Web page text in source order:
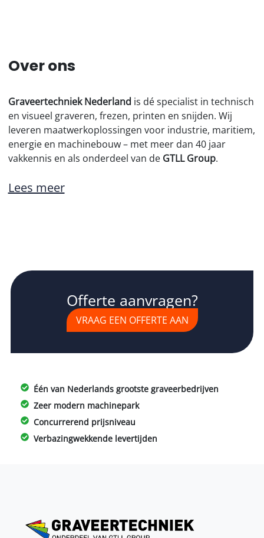
Over ons
Graveertechniek Nederland is dé specialist in technisch
en visueel graveren, frezen, printen en snijden. Wij
leveren maatwerkoplossingen voor industrie, maritiem,
energie en machinebouw – met meer dan 40 jaar
vakkennis en als onderdeel van de GTLL Group.
Lees meer
Offerte aanvragen?
VRAAG EEN OFFERTE AAN
Één van Nederlands grootste graveerbedrijven
Zeer modern machinepark
Concurrerend prijsniveau
Verbazingwekkende levertijden